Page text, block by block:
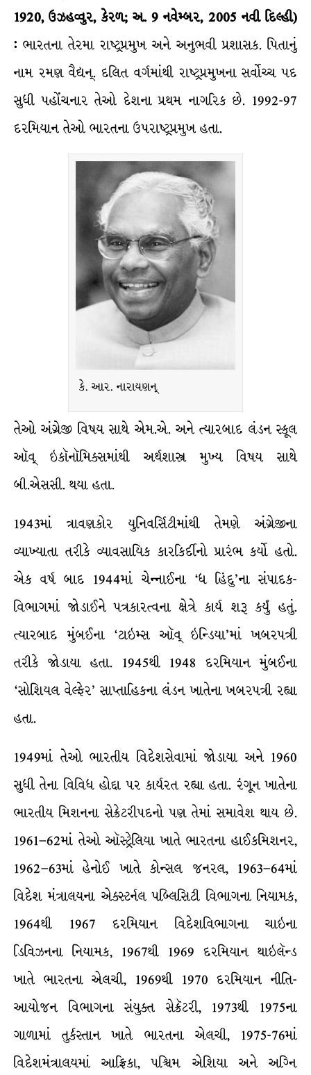
1920,ઉઝહવ્વુર, કેરળ; અ. 9 નવેમ્બર, 2005 નવી દિલ્હી)
: ભારતના તેરમા રાષ્ટ્રપ્રમુખ અને અનુભવી પ્રશાસક. પિતાનું
નામ રમણ વૈદ્યન્. દલિત વર્ગમાંથી રાષ્ટ્રપ્રમુખના સર્વોચ્ચ પદ
સુધી પહોંચનાર તેઓ દેશના પ્રથમ નાગરિક છે. 1992-97
દરમિયાન તેઓ ભારતના ઉપરાષ્ટ્રપ્રમુખ હતા.
કે. આર. નારાયણન્
તેઓ અંગ્રેજી વિષય સાથે એમ.એ. અને ત્યારબાદ લંડન સ્કૂલ
ઑવ્ ઇકૉનૉમિક્સમાંથી અર્થશાસ્ત્ર મુખ્ય વિષય સાથે
બી.એસસી. થયા હતા.
1943માં ત્રાવણકોર યુનિવર્સિટીમાંથી તેમણે અંગ્રેજીના
વ્યાખ્યાતા તરીકે વ્યાવસાયિક કારકિર્દીનો પ્રારંભ કર્યો હતો.
એક વર્ષ બાદ 1944માં ચેન્નાઈના ‘ધ હિંદુ’ના સંપાદક-
વિભાગમાં જોડાઈને પત્રકારત્વના ક્ષેત્રે કાર્ય શરૂ કર્યું હતું.
ત્યારબાદ મુંબઈના ‘ટાઇમ્સ ઑવ્ ઇન્ડિયા’માં ખબરપત્રી
તરીકે જોડાયા હતા. 1945થી 1948 દરમિયાન મુંબઈના
‘સોશિયલ વેલ્ફેર’ સાપ્તાહિકના લંડન ખાતેના ખબરપત્રી રહ્યા
હતા.
1949માં તેઓ ભારતીય વિદેશસેવામાં જોડાયા અને 1960
સુધી તેના વિવિધ હોદ્દા પર કાર્યરત રહ્યા હતા. રંગૂન ખાતેના
ભારતીય મિશનના સેક્રેટરીપદનો પણ તેમાં સમાવેશ થાય છે.
1961–62માં તેઓ ઑસ્ટ્રેલિયા ખાતે ભારતના હાઈકમિશનર,
1962–63માં હેનોઈ ખાતે કોન્સલ જનરલ, 1963–64માં
વિદેશ મંત્રાલયના એક્સ્ટર્નલ પબ્લિસિટી વિભાગના નિયામક,
1964થી 1967 દરમિયાન વિદેશવિભાગના ચાઇના
ડિવિઝનના નિયામક, 1967થી 1969 દરમિયાન થાઇલૅન્ડ
ખાતે ભારતના એલચી, 1969થી 1970 દરમિયાન નીતિ-
આયોજન વિભાગના સંયુક્ત સેક્રૅટરી, 1973થી 1975ના
ગાળામાં તુર્કસ્તાન ખાતે ભારતના એલચી, 1975-76માં
વિદેશમંત્રાલયમાં આફ્રિકા, પશ્ચિમ એશિયા અને અગ્નિ